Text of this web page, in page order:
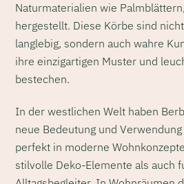
Naturmaterialien wie
hergestellt. Diese Körbe sind
langlebig, sondern auch wahre
ihre einzigartigen Muster und
bestechen.
In der westlichen Welt haben
neue Bedeutung und
perfekt in moderne
stilvolle Deko-Elemente als auch